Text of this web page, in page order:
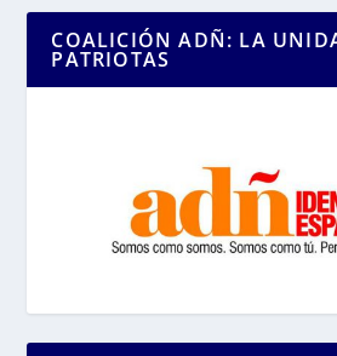
COALICIÓN ADÑ: LA
PATRIOTAS